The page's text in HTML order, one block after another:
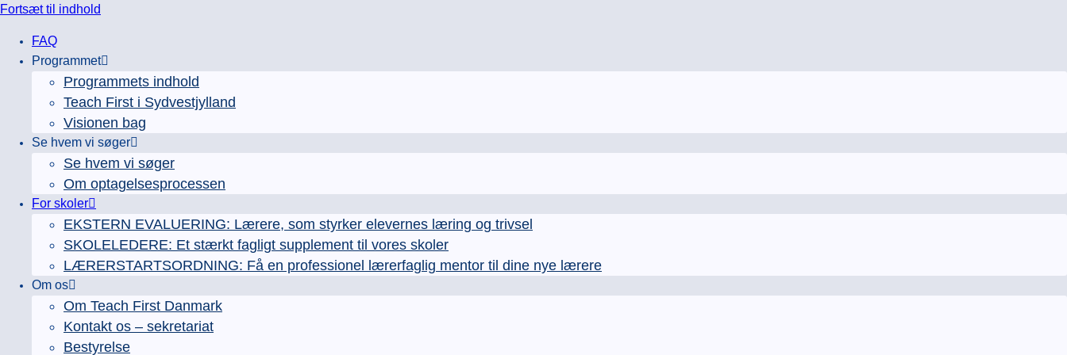
Fortsæt til indhold
FAQ
Programmet
Programmets indhold
Teach First i Sydvestjylland
Visionen bag
Se hvem vi søger
Se hvem vi søger
Om optagelsesprocessen
For skoler
EKSTERN EVALUERING: Lærere, som styrker elevernes læring og trivsel
SKOLELEDERE: Et stærkt fagligt supplement til vores skoler
LÆRERSTARTSORDNING: Få en professionel lærerfaglig mentor til dine nye lærere
Om os
Om Teach First Danmark
Kontakt os – sekretariat
Bestyrelse